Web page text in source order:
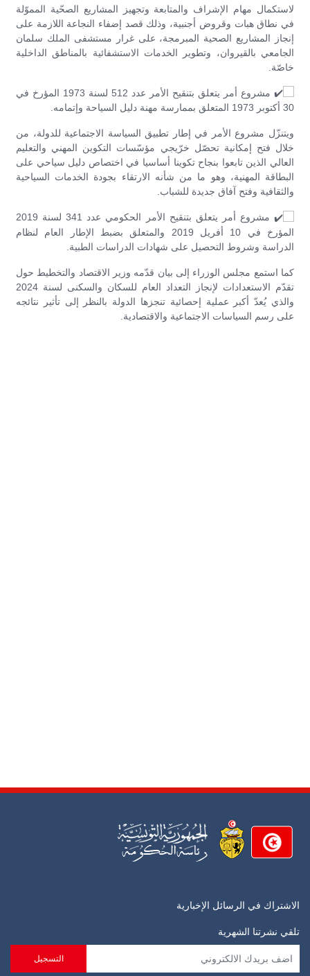
لاستكمال مهام الإشراف والمتابعة وتجهيز المشاريع الصحّية المموّلة
في نطاق هبات وقروض أجنبية، وذلك قصد إضفاء النجاعة اللازمة على
إنجاز المشاريع الصحية المبرمجة، على غرار مستشفى الملك سلمان
الجامعي بالقيروان، وتطوير الخدمات الاستشفائية بالمناطق الداخلية
خاصّة.
مشروع أمر يتعلق بتنقيح الأمر عدد 512 لسنة 1973 المؤرخ في
30 أكتوبر 1973 المتعلق بممارسة مهنة دليل السياحة وإتمامه.
ويتنزّل مشروع الأمر في إطار تطبيق السياسة الاجتماعية للدولة، من
خلال فتح إمكانية تحصّل خرّيجي مؤسّسات التكوين المهني والتعليم
العالي الذين تابعوا بنجاح تكوينا أساسيا في اختصاص دليل سياحي على
البطاقة المهنية، وهو ما من شأنه الارتقاء بجودة الخدمات السياحية
والثقافية وفتح آفاق جديدة للشباب.
مشروع أمر يتعلق بتنقيح الأمر الحكومي عدد 341 لسنة 2019
المؤرخ في 10 أفريل 2019 والمتعلق بضبط الإطار العام لنظام
الدراسة وشروط التحصيل على شهادات الدراسات الطبية.
كما استمع مجلس الوزراء إلى بيان قدّمه وزير الاقتصاد والتخطيط حول
تقدّم الاستعدادات لإنجاز التعداد العام للسكان والسكنى لسنة 2024
والذي يُعدّ أكبر عملية إحصائية تنجزها الدولة بالنظر إلى تأثير نتائجه
على رسم السياسات الاجتماعية والاقتصادية.
الاشتراك في الرسائل الإخبارية
تلقي نشرتنا الشهرية